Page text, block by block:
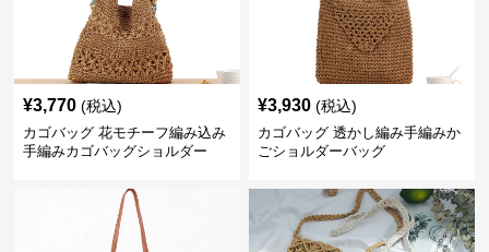
¥3,770 (税込)
カゴバッグ 花モチーフ編み込み
手編みカゴバッグショルダー
¥3,930 (税込)
カゴバッグ 透かし編み手編みか
ごショルダーバッグ